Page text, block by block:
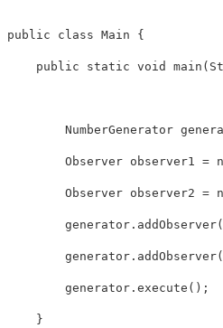
public class Main {
public static void main (
NumberGenerator
Observer observer1 =
Observer observer2 =
generator . addObserver(
generator . addObserver(
generator . execute ();
}